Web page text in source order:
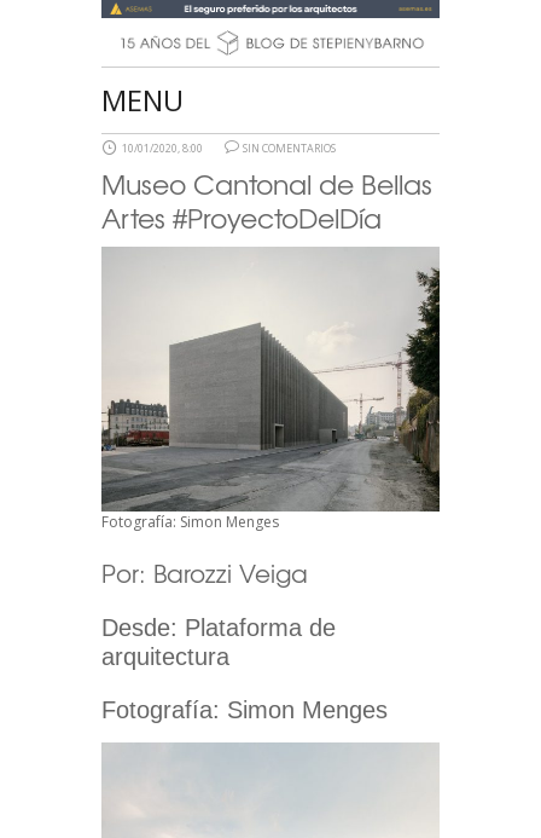
MENU
10/01/2020, 8:00 SIN COMENTARIOS
Museo Cantonal de Bellas
Artes #ProyectoDelDía
Fotografía: Simon Menges
Por: Barozzi Veiga
Desde: Plataforma de
arquitectura
Fotografía: Simon Menges